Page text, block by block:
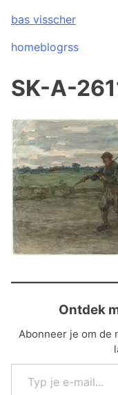
to
content
bas visscher
homeblogrss
SK-A-
Ontdek
Abonneer je om de
Typ je e-mail...